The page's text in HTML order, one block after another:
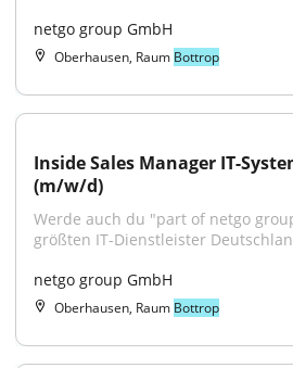
netgo group GmbH
Oberhausen, Raum Bottrop
Inside Sales Manager IT-
(m/w/d)
Werde auch du "part of netgo
größten IT-Dienstleister
netgo group GmbH
Oberhausen, Raum Bottrop